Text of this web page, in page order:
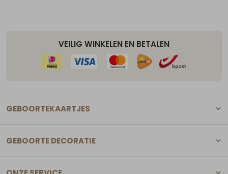
VEILIG WINKELEN EN BETALEN
GEBOORTEKAARTJES
GEBOORTE DECORATIE